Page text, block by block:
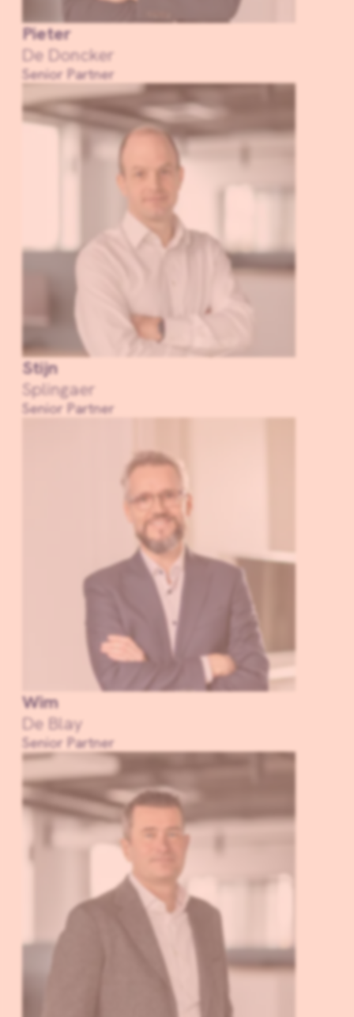
Pieter
De Doncker
Senior Partner
Stijn
Splingaer
Senior Partner
Wim
De Blay
Senior Partner